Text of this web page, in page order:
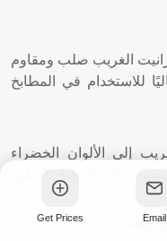
الغريب صلب ومقاوم
للاستخدام في المطابخ
إلى الألوان الخضراء
Email
Get Prices